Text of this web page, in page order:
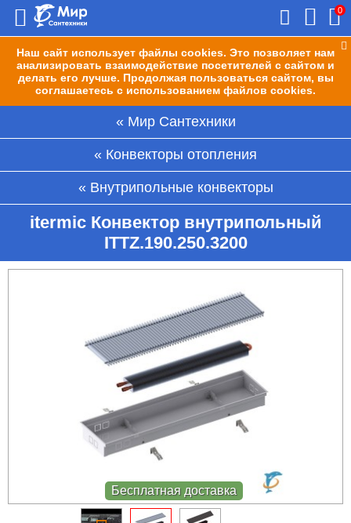
Наш сайт использует файлы cookies. Это позволяет нам
анализировать взаимодействие посетителей с сайтом и
делать его лучше. Продолжая пользоваться сайтом, вы
соглашаетесь с использованием файлов cookies.
0
Мир Сантехники
Конвекторы отопления
Внутрипольные конвекторы
itermic Конвектор внутрипольный
ITTZ.190.250.3200
Бесплатная доставка